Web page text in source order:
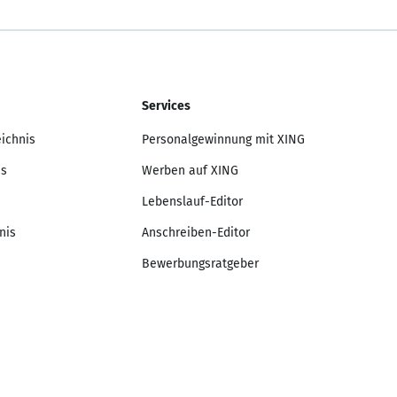
Services
Personalgewinnung mit XING
Werben auf XING
Lebenslauf-Editor
Anschreiben-Editor
Bewerbungsratgeber